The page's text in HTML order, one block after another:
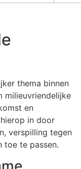
thema binnen
milieuvriendelijke
en
in door
verspilling tegen
toe te passen.